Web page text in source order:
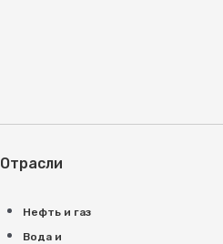
Отрасли
Нефть и газ
Вода и